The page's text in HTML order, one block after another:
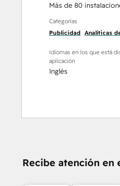
Más de 80
Categorías
Publicidad Analíticas
Idiomas en los que está
aplicación
Inglés
Recibe atención en